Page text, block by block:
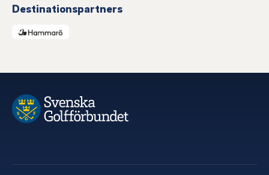
Destinationspartners